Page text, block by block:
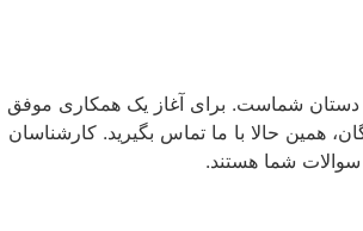
دستان شماست. برای آغاز یک همکاری موفق
همین حالا با ما تماس بگیرید. کارشناسان
سوالات شما هستند.